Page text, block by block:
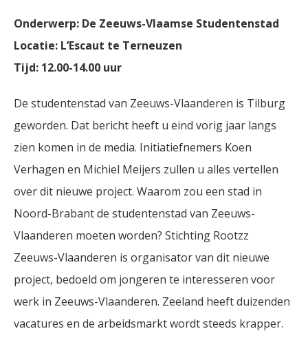
Onderwerp: De Zeeuws-Vlaamse Studentenstad
Locatie: L’Escaut te Terneuzen
Tijd: 12.00-14.00 uur
De studentenstad van Zeeuws-Vlaanderen is Tilburg
geworden. Dat bericht heeft u eind vorig jaar langs
zien komen in de media. Initiatiefnemers Koen
Verhagen en Michiel Meijers zullen u alles vertellen
over dit nieuwe project. Waarom zou een stad in
Noord-Brabant de studentenstad van Zeeuws-
Vlaanderen moeten worden? Stichting Rootzz
Zeeuws-Vlaanderen is organisator van dit nieuwe
project, bedoeld om jongeren te interesseren voor
werk in Zeeuws-Vlaanderen. Zeeland heeft duizenden
vacatures en de arbeidsmarkt wordt steeds krapper.